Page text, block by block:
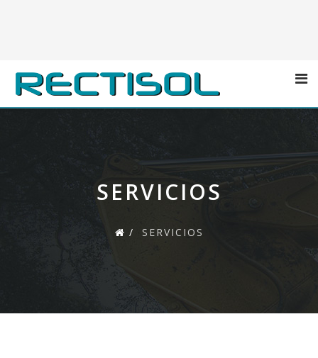
SERVICIOS
SERVICIOS